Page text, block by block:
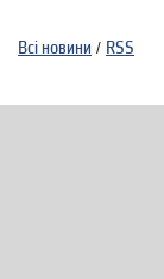
Всi новини / RSS